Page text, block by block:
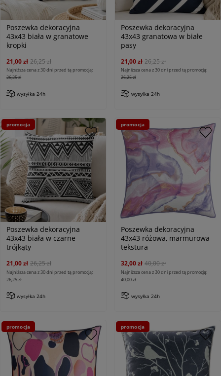
Poszewka dekoracyjna
43x43 biała w granatowe
kropki
21,00 zł 26,25 zł
Najniższa cena z 30 dni przed tą promocją:
26,25 zł
wysyłka 24h
Poszewka dekoracyjna
43x43 granatowa w białe
pasy
21,00 zł 26,25 zł
Najniższa cena z 30 dni przed tą promocją:
26,25 zł
wysyłka 24h
Poszewka dekoracyjna
43x43 biała w czarne
trójkąty
21,00 zł 26,25 zł
Najniższa cena z 30 dni przed tą promocją:
26,25 zł
wysyłka 24h
promocja
Poszewka dekoracyjna
43x43 różowa, marmurowa
tekstura
32,00 zł 40,00 zł
Najniższa cena z 30 dni przed tą promocją:
40,00 zł
wysyłka 24h
promocja
promocja promocja